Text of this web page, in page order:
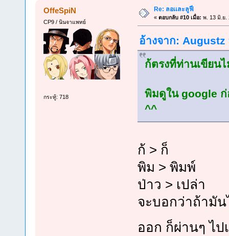
OffeSpiN
CP9 / นินจาแพทย์
กระทู้: 718
Re: ลอเเละลูฟี่
« ตอบกลับ #10 เมื่อ: พ. 13 มิ.ย.
อ้างจาก: Augustz
ก้ตรงที่ท่านเขียน
พิมดูใน google
^^
ก้ > ก็
พิม > พิมพ์
ป่าว > เปล่า
จะบอกว่าถ้ามั
ออก ก็ผ่านๆ ไ